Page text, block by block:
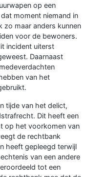
op een
moment niemand in
zo maar anders kunnen
voor de bewoners.
incident uiterst
Daarnaast
van het
tijde van het delict,
Dit heeft een
op het voorkomen van
de rechtbank
heeft gepleegd terwijl
van een andere
tot een